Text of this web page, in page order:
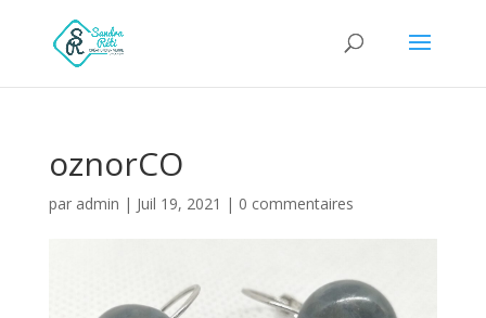
oznorCO
par admin | Juil 19, 2021 | 0 commentaires